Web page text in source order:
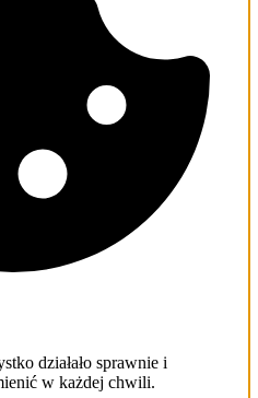
działało sprawnie i
w każdej chwili.